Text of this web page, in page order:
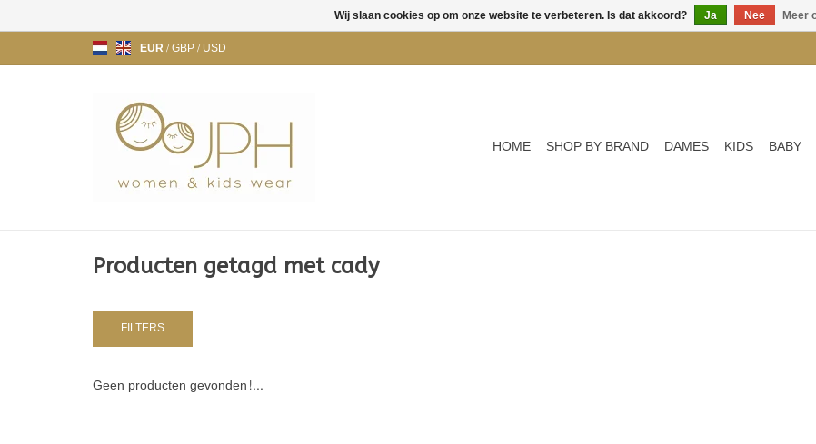
EUR/GBP/USD
HOME SHOP BY BRAND DAMES KIDS BABY
Producten getagd met cady
FILTERS
Geen producten gevonden!...
Wij slaan cookies op om onze website te verbeteren. Is dat akkoord? Ja Nee Meer